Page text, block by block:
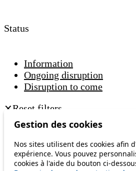
Status
Information
Ongoing disruption
Disruption to come
✕Reset filters
Only lines affected by
A question ? An observation ?
Gestion des cookies
Nos sites utilisent des cookies afin
expérience. Vous pouvez
cookies à l'aide du bouton ci-